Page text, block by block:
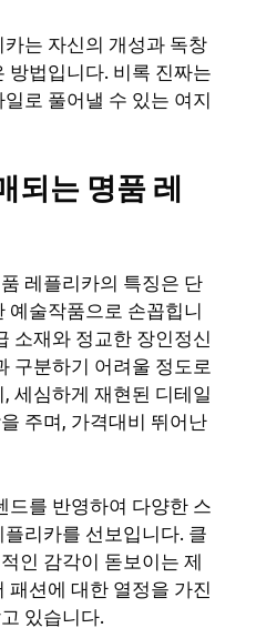
는 자신의 개성과 독창
방법입니다. 비록 진짜는
로 풀어낼 수 있는 여지
되는 명품 레
레플리카의 특징은 단
예술작품으로 손꼽힙니
소재와 정교한 장인정신
구분하기 어려울 정도로
세심하게 재현된 디테일
주며, 가격대비 뛰어난
드를 반영하여 다양한 스
리카를 선보입니다. 클
인 감각이 돋보이는 제
패션에 대한 열정을 가진
있습니다.